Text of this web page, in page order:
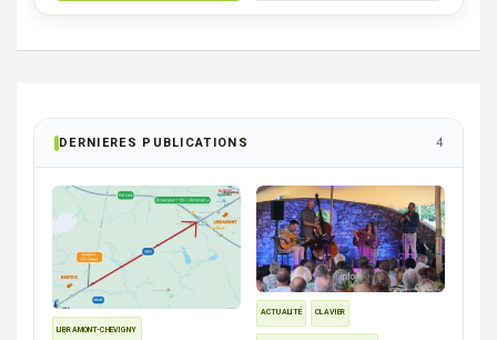
DERNIERES PUBLICATIONS 4
LIBRAMONT-CHEVIGNY
ACTUALITÉ CLAVIER